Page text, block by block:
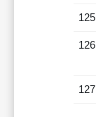
125
126
127